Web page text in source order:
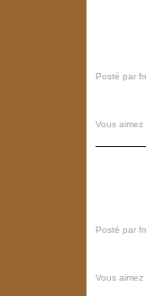
Posté par
Vous aimez
Posté par
Vous aimez